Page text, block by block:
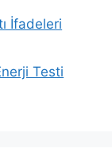
İfadeleri
Testi